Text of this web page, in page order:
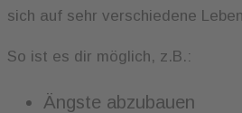
sich auf sehr verschiedene
So ist es dir möglich, z.B.:
Ängste abzubauen